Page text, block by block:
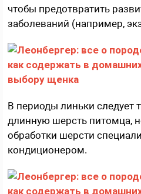
чтобы предотвратить
заболеваний (например,
В периоды линьки следует
длинную шерсть питомца,
обработки шерсти
кондиционером.